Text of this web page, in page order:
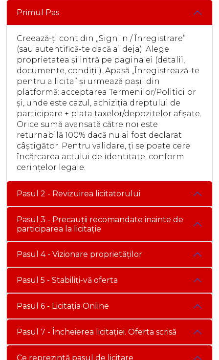
Primul Pas
Creează-ți cont din „Sign In / Înregistrare”
(sau autentifică-te dacă ai deja). Alege
proprietatea și intră pe pagina ei (detalii,
documente, condiții). Apasă „Înregistrează-te
pentru a licita” și urmează pașii din
platformă: acceptarea Termenilor/Politicilor
și, unde este cazul, achiziția dreptului de
participare + plata taxelor/depozitelor afișate.
Orice sumă avansată către noi este
returnabilă 100% dacă nu ai fost declarat
câștigător. Pentru validare, ți se poate cere
încărcarea actului de identitate, conform
cerințelor legale.
Pasul 2 - Revizuirea licitatorului
Pasul 3 - Precauții recomandate inainte de
participarea la licitație
Pasul 4 - Vizionare proprietăților
Pasul 5 - Stabiliți-vă oferta
Pasul 6 - Licitația Online
Pasul 7 - Încheierea licitației. Oferta scrisă
Ce reprezintă pasul de licitare